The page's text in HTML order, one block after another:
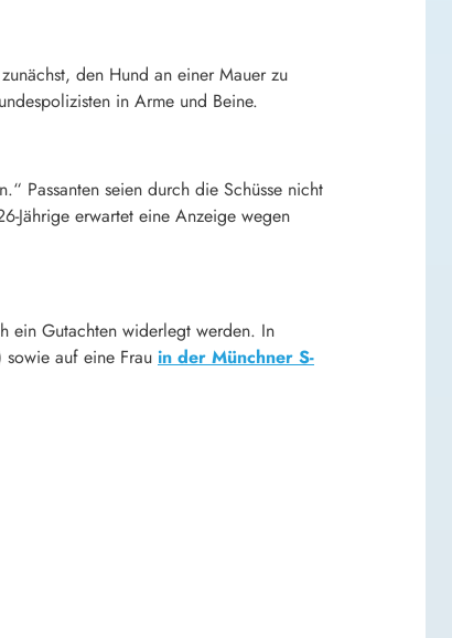
den Hund an einer Mauer zu
in Arme und Beine.
Passanten seien durch die Schüsse nicht
Jährige erwartet eine Anzeige wegen
ein Gutachten widerlegt werden. In
sowie auf eine Frau in der Münchner S-